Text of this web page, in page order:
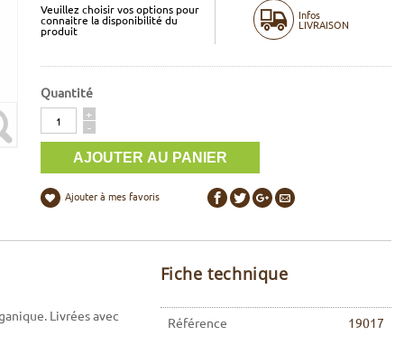
Veuillez choisir vos options pour
connaitre la disponibilité du
produit
Infos
LIVRAISON
Quantité
Quantité
+
-
Ajouter à mes favoris
Livrées avec
Fiche technique
Référence 19017